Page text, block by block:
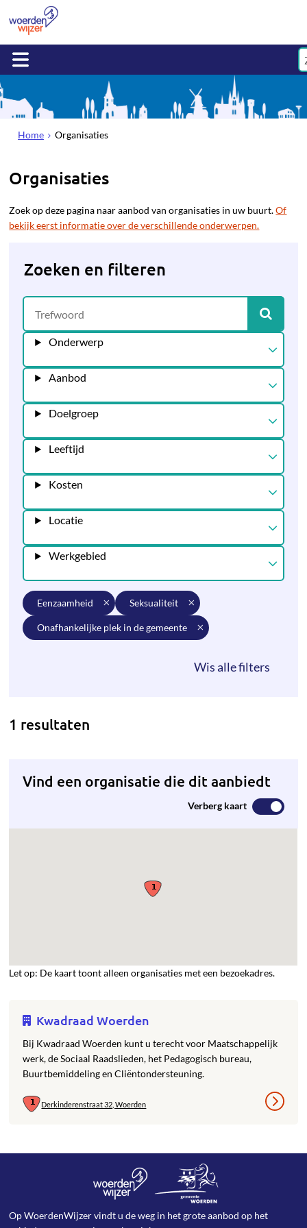
Home Organisaties
Organisaties
Zoek op deze pagina naar aanbod van organisaties in uw buurt.Of
bekijk eerst informatie over de verschillende onderwerpen.
Zoeken en filteren
Onderwerp
Aanbod
Doelgroep
Leeftijd
Kosten
Locatie
Werkgebied
eenzaamheid seksualiteit
onafhankelijke plek in de gemeente
1 resultaten
Vind een organisatie die dit aanbiedt
Verberg kaart
Let op: De kaart toont alleen organisaties met een bezoekadres.
Kwadraad Woerden
Bij Kwadraad Woerden kunt u terecht voor Maatschappelijk
werk, de Sociaal Raadslieden, het Pedagogisch bureau,
Buurtbemiddeling en Cliëntondersteuning.
Derkinderenstraat 32, Woerden
Op WoerdenWijzer vindt u de weg in het grote aanbod op het